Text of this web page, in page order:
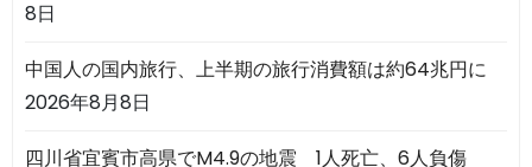
8日
中国人の国内旅行、上半期の旅行消費額は約64兆円に
2026年8月8日
四川省宜賓市高県でM4.9の地震 1人死亡、6人負傷